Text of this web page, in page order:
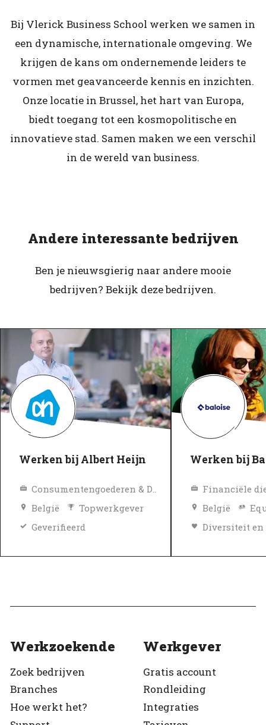
Bij Vlerick Business School werken we samen in
een dynamische, internationale omgeving. We
krijgen de kans om ondernemende leiders te
vormen met geavanceerde kennis en inzichten.
Onze locatie in Brussel, het hart van Europa,
biedt toegang tot een kosmopolitische en
innovatieve stad. Samen maken we een verschil
in de wereld van business.
Andere interessante bedrijven
Ben je nieuwsgierig naar andere mooie
bedrijven? Bekijk deze bedrijven.
Werken bij Albert Heijn
Consumentengoederen & Detailhandel
België
Topwerkgever
Geverifieerd
Werken bij
Financiële
België
Werkzoekende
Zoek bedrijven
Branches
Hoe werkt het?
Werkgever
Gratis account
Rondleiding
Integraties